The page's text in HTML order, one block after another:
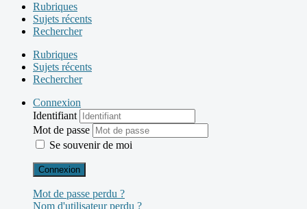
Rubriques
Sujets récents
Rechercher
Rubriques
Sujets récents
Rechercher
Connexion
Identifiant
Mot de passe
Se souvenir de moi
Connexion
Mot de passe perdu ?
Nom d'utilisateur perdu ?